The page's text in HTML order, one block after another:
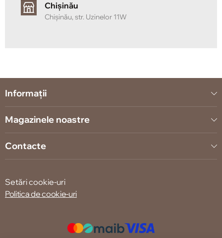
Chișinău
Chișinău, str. Uzinelor 11W
Informații
Magazinele noastre
Contacte
Setări cookie-uri
Politica de cookie-uri